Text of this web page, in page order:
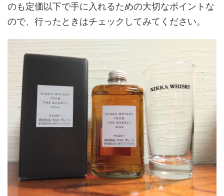
のも定価以下で手に入れるための大切なポイントな
ので、行ったときはチェックしてみてください。